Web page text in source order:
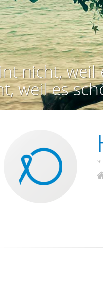
nicht, weil
weil es